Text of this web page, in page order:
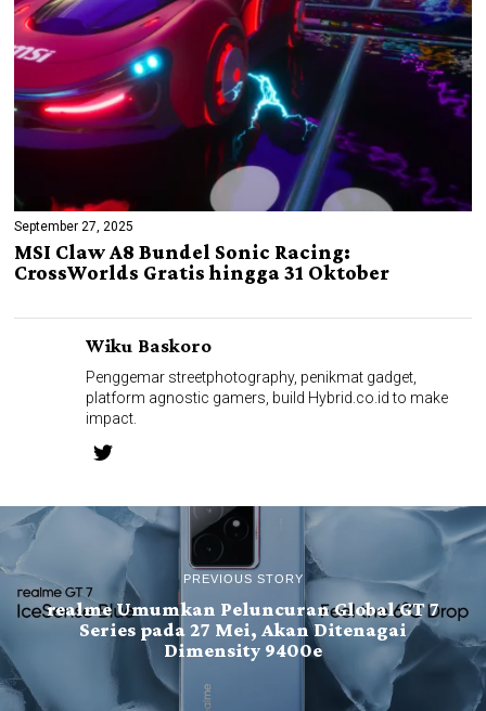
September 27, 2025
MSI Claw A8 Bundel Sonic Racing:
CrossWorlds Gratis hingga 31 Oktober
Wiku Baskoro
Penggemar streetphotography, penikmat gadget,
platform agnostic gamers, build Hybrid.co.id to make
impact.
PREVIOUS STORY
realme Umumkan Peluncuran Global GT 7
Series pada 27 Mei, Akan Ditenagai
Dimensity 9400e